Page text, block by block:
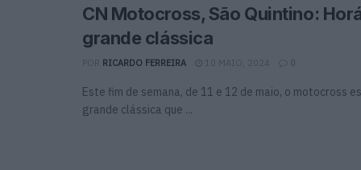
CN Motocross, São Quintino:
grande clássica
RICARDO FERREIRA 10 MAIO, 2024 0
Este fim de semana, de 11 e 12 de maio, o motocross
grande clássica que ...